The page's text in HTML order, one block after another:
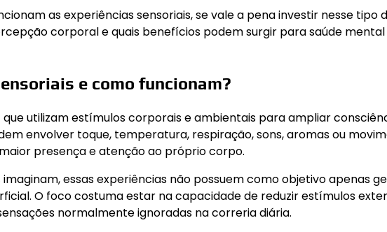
as experiências sensoriais, se vale a pena investir nesse tipo
corporal e quais benefícios podem surgir para saúde mental
e como funcionam?
que utilizam estímulos corporais e ambientais para ampliar
envolver toque, temperatura, respiração, sons, aromas ou
presença e atenção ao próprio corpo.
essas experiências não possuem como objetivo apenas
O foco costuma estar na capacidade de reduzir estímulos
normalmente ignoradas na correria diária.